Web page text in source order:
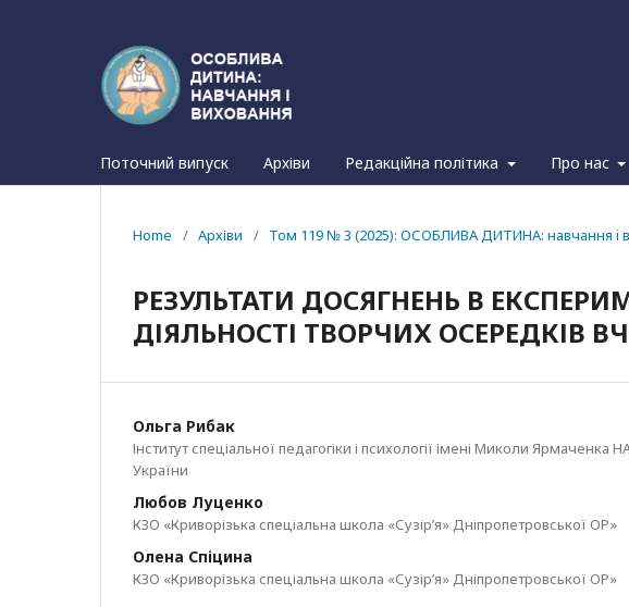
Поточний випуск Архіви Редакційна політика Про нас
Home / Архіви / Том 119 № 3 (2025): ОСОБЛИВА ДИТИНА: навчання i
РЕЗУЛЬТАТИ ДОСЯГНЕНЬ В
ДІЯЛЬНОСТІ ТВОРЧИХ ОСЕРЕДКІВ
Ольга Рибак
Інститут спеціальної педагогіки і психології імені Миколи Ярмаченка
України
Любов Луценко
КЗО «Криворізька спеціальна школа «Сузір’я» Дніпропетровської ОР»
Олена Спіцина
КЗО «Криворізька спеціальна школа «Сузір’я» Дніпропетровської ОР»